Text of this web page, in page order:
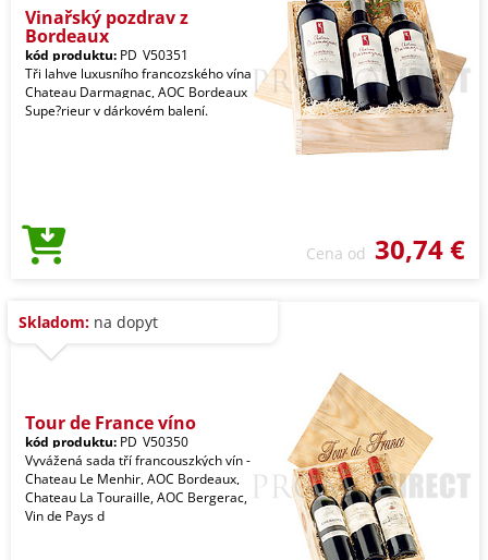
Vinařský pozdrav z
Bordeaux
kód produktu: PD_V50351
Tři lahve luxusního francozského vína
Chateau Darmagnac, AOC Bordeaux
Supe?rieur v dárkovém balení.
Cena od 30,74 €
Skladom: na dopyt
Tour de France víno
kód produktu: PD_V50350
Vyvážená sada tří francouszkých vín -
Chateau Le Menhir, AOC Bordeaux,
Chateau La Touraille, AOC Bergerac,
Vin de Pays d